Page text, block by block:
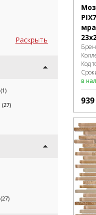
Раскрыть
(1)
(27)
(27)
Код
в
939